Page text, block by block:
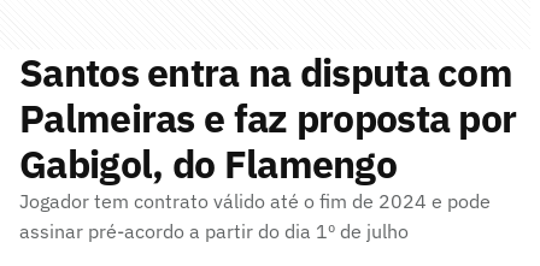
Santos entra na disputa com
Palmeiras e faz proposta por
Gabigol, do Flamengo
Jogador tem contrato válido até o fim de 2024 e pode
assinar pré-acordo a partir do dia 1º de julho